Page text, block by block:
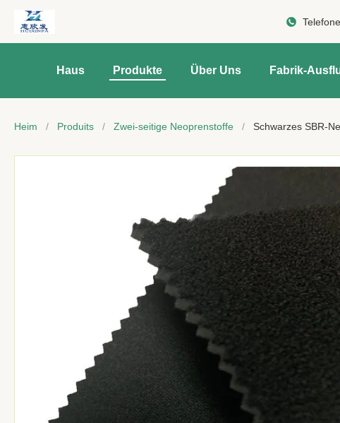
Haus Produkte Über Uns Fabrik-
Heim / Produits / Zwei-seitige Neoprenstoffe / Schwarzes SBR-